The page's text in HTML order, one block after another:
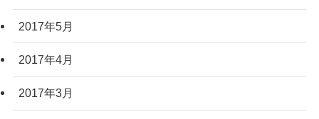
2017年5月
2017年4月
2017年3月